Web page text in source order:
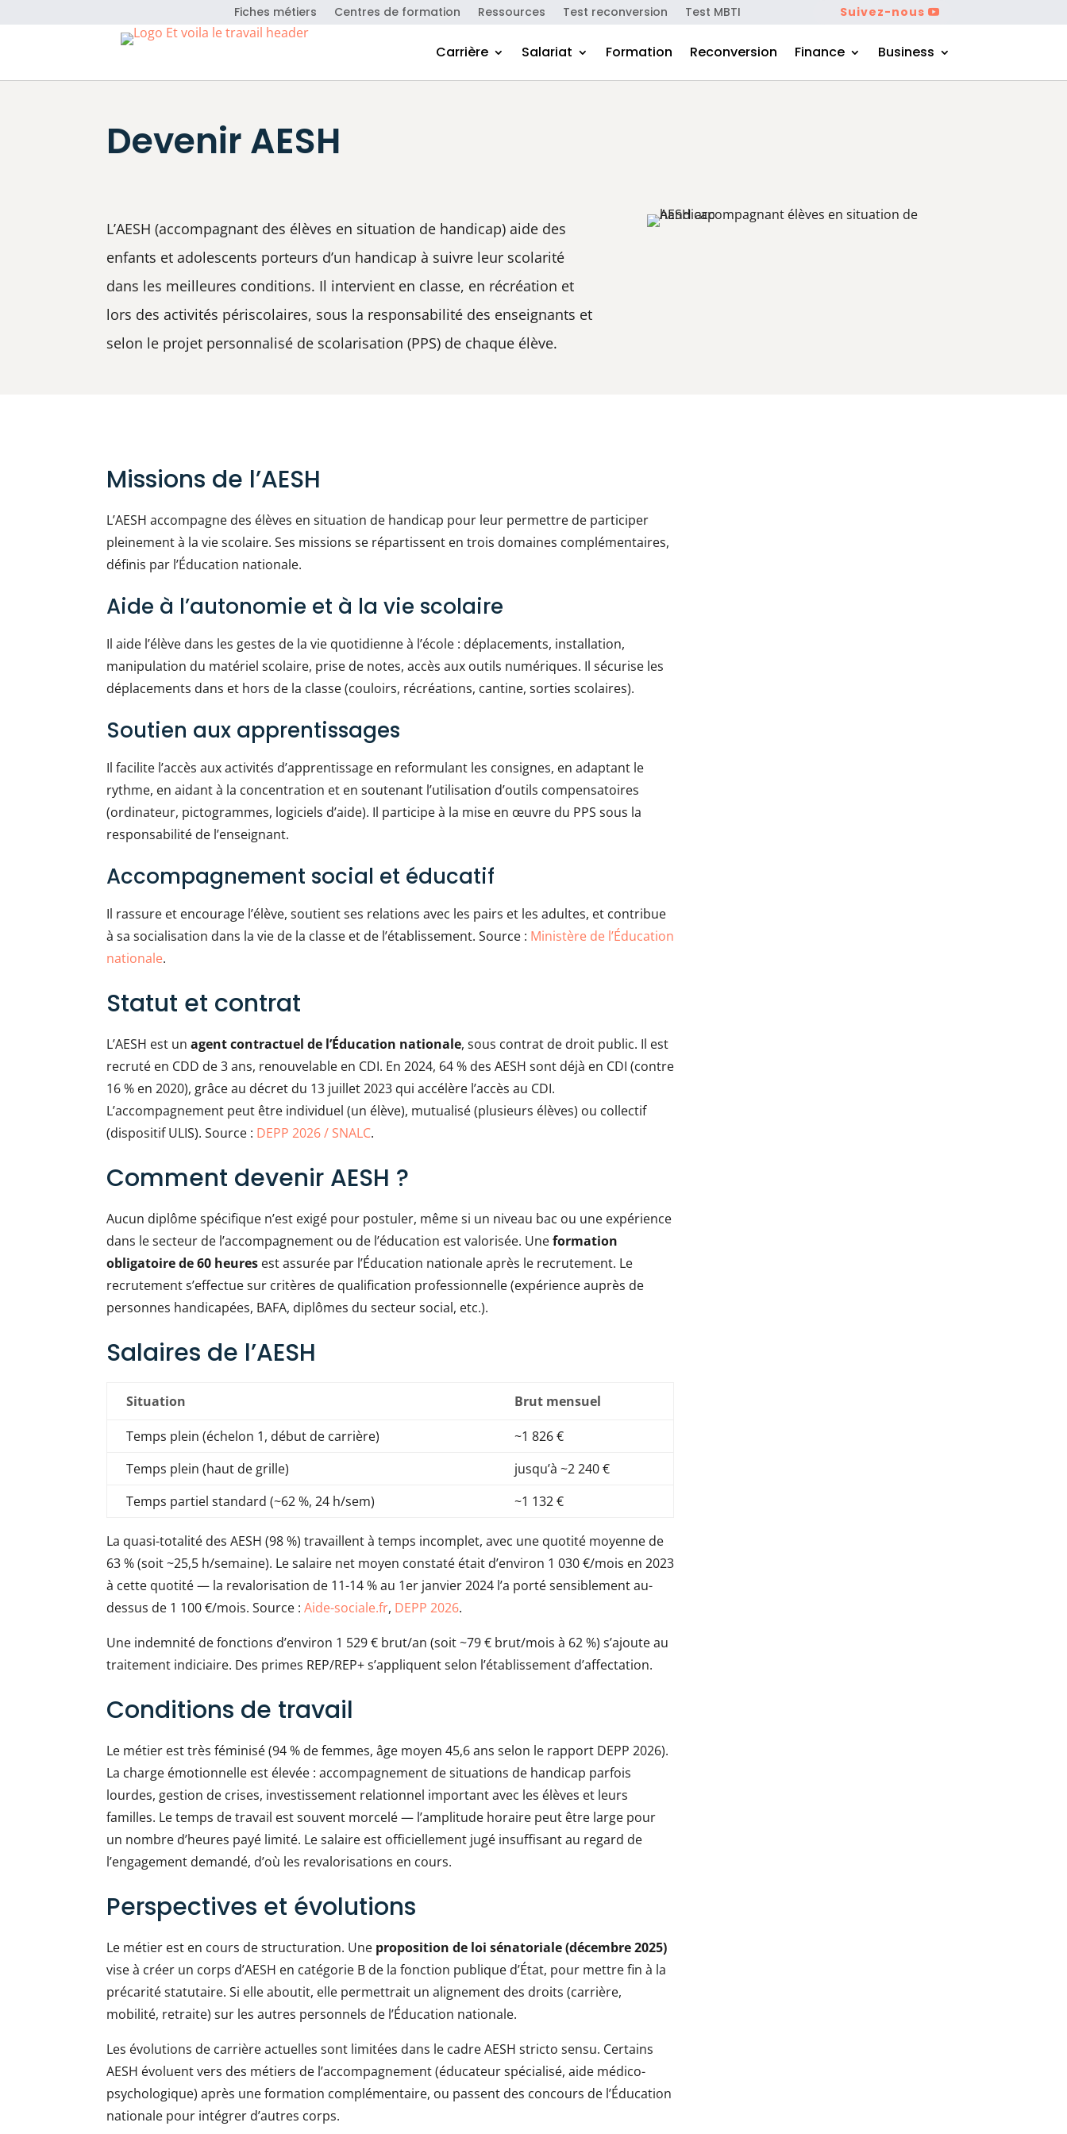
Fiches métiers Centres de formation Ressources Test reconversion Test MBTI Suivez-nous
Carrière Salariat Formation Reconversion Finance Business
Devenir AESH
L’AESH (accompagnant des élèves en situation de handicap) aide des
enfants et adolescents porteurs d’un handicap à suivre leur scolarité
dans les meilleures conditions. Il intervient en classe, en récréation et
lors des activités périscolaires, sous la responsabilité des enseignants et
selon le projet personnalisé de scolarisation (PPS) de chaque élève.
Missions de l’AESH
L’AESH accompagne des élèves en situation de handicap pour leur permettre de participer
pleinement à la vie scolaire. Ses missions se répartissent en trois domaines complémentaires,
définis par l’Éducation nationale.
Aide à l’autonomie et à la vie scolaire
Il aide l’élève dans les gestes de la vie quotidienne à l’école : déplacements, installation,
manipulation du matériel scolaire, prise de notes, accès aux outils numériques. Il sécurise les
déplacements dans et hors de la classe (couloirs, récréations, cantine, sorties scolaires).
Soutien aux apprentissages
Il facilite l’accès aux activités d’apprentissage en reformulant les consignes, en adaptant le
rythme, en aidant à la concentration et en soutenant l’utilisation d’outils compensatoires
(ordinateur, pictogrammes, logiciels d’aide). Il participe à la mise en œuvre du PPS sous la
responsabilité de l’enseignant.
Accompagnement social et éducatif
Il rassure et encourage l’élève, soutient ses relations avec les pairs et les adultes, et contribue
à sa socialisation dans la vie de la classe et de l’établissement. Source : Ministère de l’Éducation
nationale.
Statut et contrat
L’AESH est unagent contractuel de l’Éducation nationale, sous contrat de droit public. Il est
recruté en CDD de 3 ans, renouvelable en CDI. En 2024, 64 % des AESH sont déjà en CDI (contre
16 % en 2020), grâce au décret du 13 juillet 2023 qui accélère l’accès au CDI.
L’accompagnement peut être individuel (un élève), mutualisé (plusieurs élèves) ou collectif
(dispositif ULIS). Source : DEPP 2026 / SNALC.
Comment devenir AESH ?
Aucun diplôme spécifique n’est exigé pour postuler, même si un niveau bac ou une expérience
dans le secteur de l’accompagnement ou de l’éducation est valorisée. Uneformation
obligatoire de 60 heures est assurée par l’Éducation nationale après le recrutement. Le
recrutement s’effectue sur critères de qualification professionnelle (expérience auprès de
personnes handicapées, BAFA, diplômes du secteur social, etc.).
Salaires de l’AESH
Situation
Brut mensuel
Temps plein (échelon 1, début de carrière)
~1 826 €
Temps plein (haut de grille)
jusqu’à ~2 240 €
Temps partiel standard (~62 %, 24 h/sem)
~1 132 €
La quasi-totalité des AESH (98 %) travaillent à temps incomplet, avec une quotité moyenne de
63 % (soit ~25,5 h/semaine). Le salaire net moyen constaté était d’environ 1 030 €/mois en 2023
à cette quotité — la revalorisation de 11-14 % au 1er janvier 2024 l’a porté sensiblement au-
dessus de 1 100 €/mois. Source :Aide-sociale.fr, DEPP 2026.
Une indemnité de fonctions d’environ 1 529 € brut/an (soit ~79 € brut/mois à 62 %) s’ajoute au
traitement indiciaire. Des primes REP/REP+ s’appliquent selon l’établissement d’affectation.
Conditions de travail
Le métier est très féminisé (94 % de femmes, âge moyen 45,6 ans selon le rapport DEPP 2026).
La charge émotionnelle est élevée : accompagnement de situations de handicap parfois
lourdes, gestion de crises, investissement relationnel important avec les élèves et leurs
familles. Le temps de travail est souvent morcelé — l’amplitude horaire peut être large pour
un nombre d’heures payé limité. Le salaire est officiellement jugé insuffisant au regard de
l’engagement demandé, d’où les revalorisations en cours.
Perspectives et évolutions
Le métier est en cours de structuration. Une proposition de loi sénatoriale (décembre 2025)
vise à créer un corps d’AESH en catégorie B de la fonction publique d’État, pour mettre fin à la
précarité statutaire. Si elle aboutit, elle permettrait un alignement des droits (carrière,
mobilité, retraite) sur les autres personnels de l’Éducation nationale.
Les évolutions de carrière actuelles sont limitées dans le cadre AESH stricto sensu. Certains
AESH évoluent vers des métiers de l’accompagnement (éducateur spécialisé, aide médico-
psychologique) après une formation complémentaire, ou passent des concours de l’Éducation
nationale pour intégrer d’autres corps.